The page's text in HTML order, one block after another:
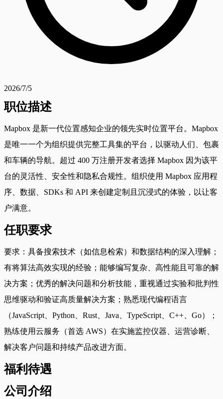
2026/7/5
职位描述
Mapbox 是新一代位置感知企业的领先实时位置平台。Mapbox
是唯一一个为组织提供完整工具集的平台，以驱动人们、包裹
和车辆的导航。超过 400 万注册开发者选择 Mapbox 因为该平
台的灵活性、安全性和隐私合规性。组织使用 Mapbox 应用程
序、数据、SDKs 和 API 来创建定制且沉浸式的体验，以让客
户满意。
任职要求
要求：具备搜索技术（如信息检索）和数据结构的深入理解；
有将算法高效实现的经验；能够编写复杂、高性能且可靠的解
决方案；优秀的解决问题和分析技能，重视通过实验和批判性
思维驱动和验证高质量解决方案；熟悉现代编程语言
（JavaScript、Python、Rust、Java、TypeScript、C++、Go）；
熟练使用云服务（首选 AWS）在实施监控仪器、运营诊断、
解决客户问题和持续产品改进方面。
福利待遇
公司介绍